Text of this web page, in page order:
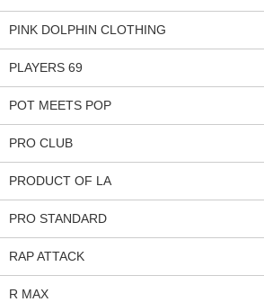
PINK DOLPHIN CLOTHING
PLAYERS 69
POT MEETS POP
PRO CLUB
PRODUCT OF LA
PRO STANDARD
RAP ATTACK
R MAX